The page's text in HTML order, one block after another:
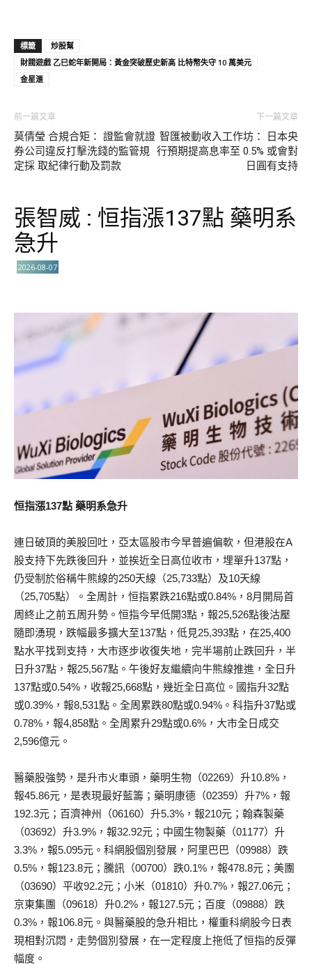
標籤
炒股幫
財閥遊戲 乙巳蛇年新開局：黃金突破歷史新高 比特幣失守 10 萬美元
金星滙
前一篇文章
莫倩瑩 合規合矩： 證監會就證
券公司違反打擊洗錢的監管規
定採 取紀律行動及罰款
下一篇文章
智匯被動收入工作坊： 日本央
行預期提高息率至 0.5% 或會對
日圓有支持
張智威 : 恒指漲137點 藥明系
急升
2026-08-07
恒指漲137點 藥明系急升
連日破頂的美股回吐，亞太區股市今早普遍偏軟，但港股在A
股支持下先跌後回升，並挨近全日高位收市，埋單升137點，
仍受制於俗稱牛熊線的250天線（25,733點）及10天線
（25,705點）。全周計，恒指累跌216點或0.84%，8月開局首
周終止之前五周升勢。恒指今早低開3點，報25,526點後沽壓
隨即湧現，跌幅最多擴大至137點，低見25,393點，在25,400
點水平找到支持，大市逐步收復失地，完半場前止跌回升，半
日升37點，報25,567點。午後好友繼續向牛熊線推進，全日升
137點或0.54%，收報25,668點，幾近全日高位。國指升32點
或0.39%，報8,531點。全周累跌80點或0.94%。科指升37點或
0.78%，報4,858點。全周累升29點或0.6%，大市全日成交
2,596億元。
醫藥股強勢，是升市火車頭，藥明生物（02269）升10.8%，
報45.86元，是表現最好藍籌；藥明康德（02359）升7%，報
192.3元；百濟神州（06160）升5.3%，報210元；翰森製藥
（03692）升3.9%，報32.92元；中國生物製藥（01177）升
3.3%，報5.095元。科網股個別發展，阿里巴巴（09988）跌
0.5%，報123.8元；騰訊（00700）跌0.1%，報478.8元；美團
（03690）平收92.2元；小米（01810）升0.7%，報27.06元；
京東集團（09618）升0.2%，報127.5元；百度（09888）跌
0.3%，報106.8元。與醫藥股的急升相比，權重科網股今日表
現相對沉悶，走勢個別發展，在一定程度上拖低了恒指的反彈
幅度。